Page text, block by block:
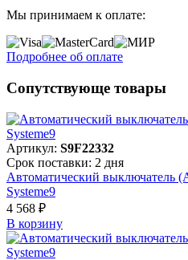
Мы принимаем к оплате:
Подробнее об оплате
Сопутствующе товары
Артикул: S9F22332
Срок поставки: 2 дня
Автоматический выключатель
Systeme9
4 568 ₽
В корзинy